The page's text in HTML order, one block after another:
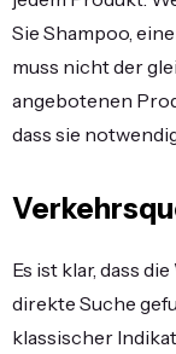
Sie Shampoo,
muss nicht der
angebotenen
dass sie
Es ist klar, dass
direkte Suche
klassischer